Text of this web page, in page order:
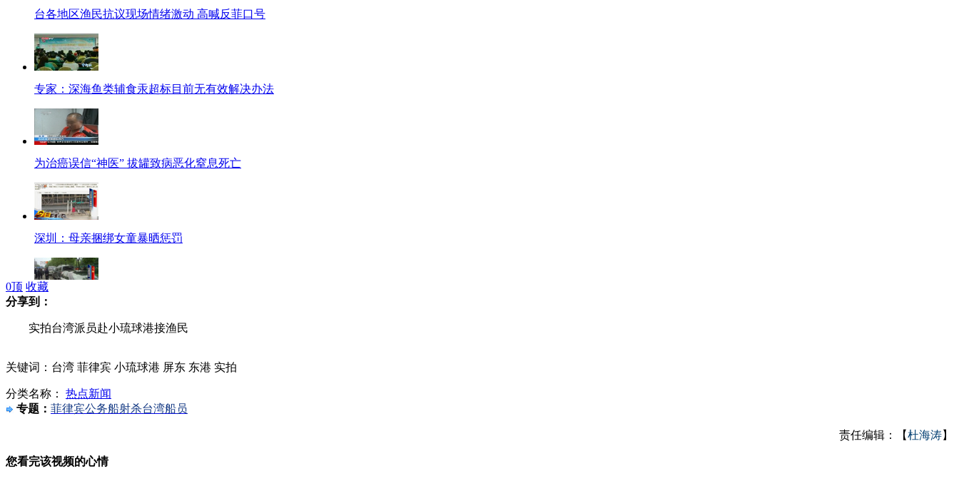
台各地区渔民抗议现场情绪激动 高喊反菲口号
专家：深海鱼类辅食汞超标目前无有效解决办法
为治癌误信“神医” 拔罐致病恶化窒息死亡
深圳：母亲捆绑女童暴晒惩罚
实拍警方壁橱中解救出被绑架女子
广东一高校食堂摆"全鸡宴" 被疑趁低价入货
0顶 收藏
分享到：
实拍台湾派员赴小琉球港接渔民
关键词：台湾 菲律宾 小琉球港 屏东 东港 实拍
分类名称： 热点新闻
专题： 菲律宾公务船射杀台湾船员
责任编辑：【杜海涛】
您看完该视频的心情